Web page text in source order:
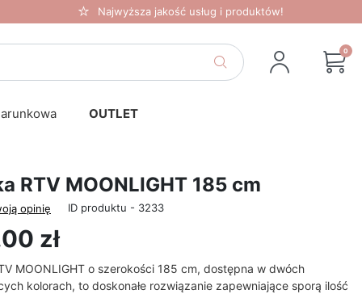
Najwyższa jakość usług i produktów!
0
OUTLET
RTV MOONLIGHT 185 cm
opinię ID produktu - 3233
zł
MOONLIGHT o szerokości 185 cm, dostępna w dwóch
kolorach, to doskonałe rozwiązanie zapewniające sporą ilość